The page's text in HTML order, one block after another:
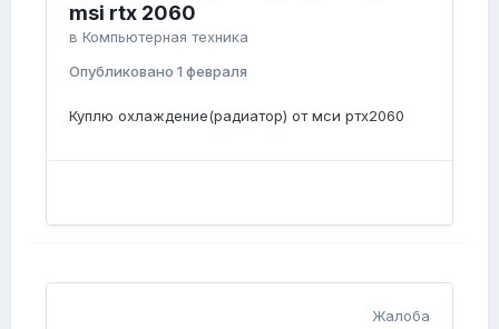
msi rtx 2060
в Компьютерная техника
Опубликовано 1 февраля
Куплю охлаждение(радиатор) от мси ртх2060
Жалоба